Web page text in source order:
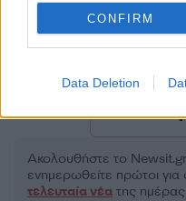
CONFIRM
Data Deletion
Όροι Χρήσης
. Το site
Πολιτική Απορρήτου&Όροι
Share:
Ακολουθήστε το
ενημερωθείτε πρώτοι
τελευταία νέα της ημέρας